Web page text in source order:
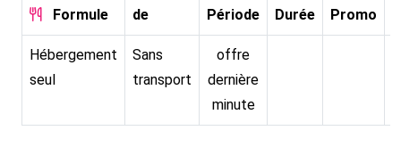
Formule
de
Période Durée Promo
Hébergement
seul
Sans
transport
offre
dernière
minute